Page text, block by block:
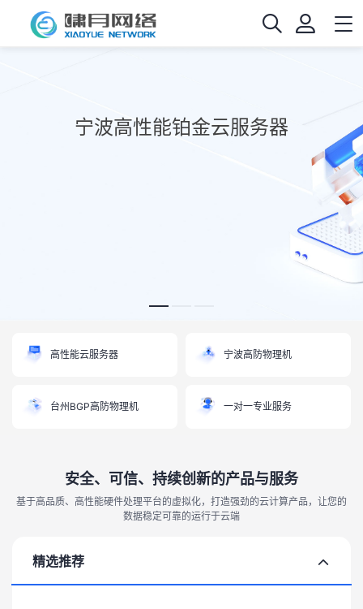
宁波高性能铂金云服务器
高性能云服务器 宁波高防物理机
台州BGP高防物理机 一对一专业服务
安全、可信、持续创新的产品与服务
基于高品质、高性能硬件处理平台的虚拟化，打造强劲的云计算产品，让您的
数据稳定可靠的运行于云端
精选推荐